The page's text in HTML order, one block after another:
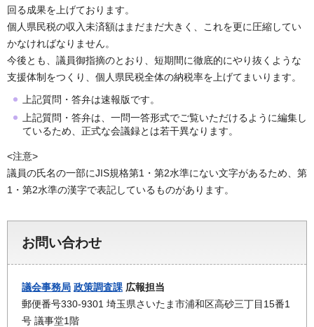
回る成果を上げております。
個人県民税の収入未済額はまだまだ大きく、これを更に圧縮してい
かなければなりません。
今後とも、議員御指摘のとおり、短期間に徹底的にやり抜くような
支援体制をつくり、個人県民税全体の納税率を上げてまいります。
上記質問・答弁は速報版です。
上記質問・答弁は、一問一答形式でご覧いただけるように編集し
ているため、正式な会議録とは若干異なります。
<注意>
議員の氏名の一部にJIS規格第1・第2水準にない文字があるため、第
1・第2水準の漢字で表記しているものがあります。
お問い合わせ
議会事務局 政策調査課 広報担当
郵便番号330-9301 埼玉県さいたま市浦和区高砂三丁目15番1
号 議事堂1階